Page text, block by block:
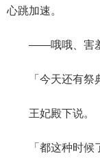
心跳加速。
——哦哦、害羞
「今天还有祭典
王妃殿下说。
「都这种时候了